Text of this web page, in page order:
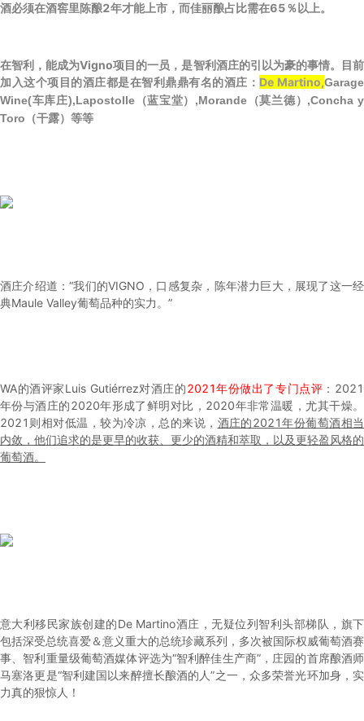
酒必须在酒窖里陈酿2年才能上市，而佳丽酿占比需在65％以上。
在智利，能成为Vigno项目的一员，是智利酒庄的引以为豪的事情。目前
加入这个项目的酒庄都是在智利鼎鼎有名的酒庄： De Martino,Garage
Wine(车库庄),Lapostolle（蓝宝堂）,Morande（莫兰德）,Concha y
Toro（干露）等等
酒庄介绍道：“我们的VIGNO，口感复杂，陈年潜力巨大，展现了这一经
典Maule Valley葡萄品种的实力。”
WA的酒评家Luis Gutiérrez对酒庄的2021年份做出了专门点评 ：2021
年份与酒庄的2020年形成了鲜明对比，2020年非常温暖，尤其干燥。
2021则相对低温，较为冷凉，总的来说， 酒庄的2021年份葡萄酒相当
内敛，他们追求的是更早的收获、更少的酒精和萃取，以及更轻盈风格的
葡萄酒。
意大利移民家族创建的De Martino酒庄，无疑位列智利头部梯队，旗下
包括深受总统喜爱＆意义重大的总统珍藏系列，多次被国际权威葡萄酒赛
事、智利重量级葡萄酒媒体评选为“智利醉佳生产商”，庄园的首席酿酒师
马塞洛更是“智利建国以来醉擅长酿酒的人”之一，众多荣誉光环加身，实
力真的狠惊人！